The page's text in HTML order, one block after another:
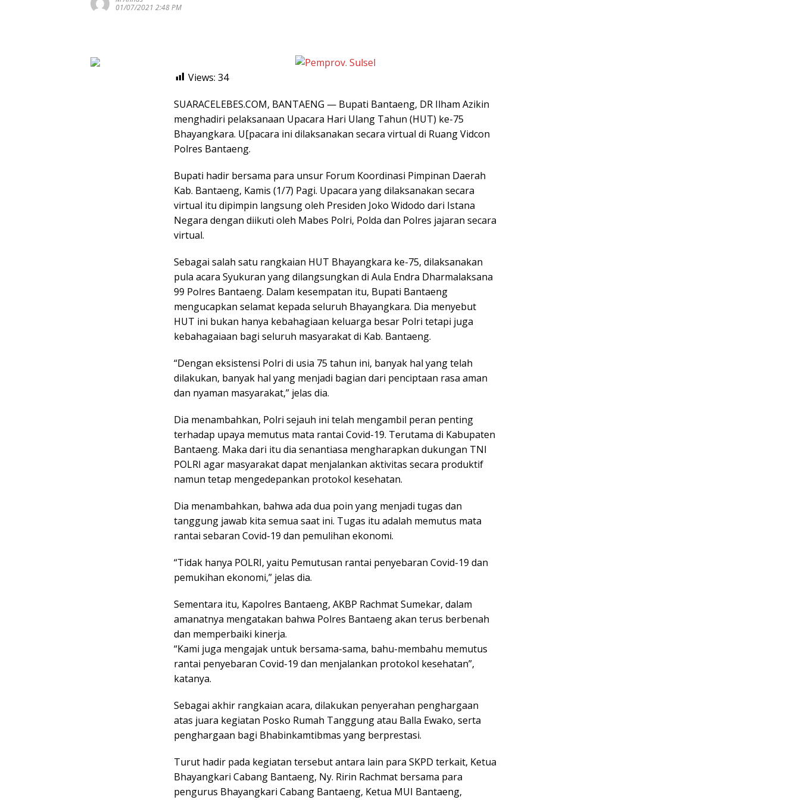
01/07/2021 2:48 PM
Views: 34
SUARACELEBES.COM, BANTAENG — Bupati Bantaeng, DR Ilham Azikin
menghadiri pelaksanaan Upacara Hari Ulang Tahun (HUT) ke-75
Bhayangkara. U[pacara ini dilaksanakan secara virtual di Ruang Vidcon
Polres Bantaeng.
Bupati hadir bersama para unsur Forum Koordinasi Pimpinan Daerah
Kab. Bantaeng, Kamis (1/7) Pagi. Upacara yang dilaksanakan secara
virtual itu dipimpin langsung oleh Presiden Joko Widodo dari Istana
Negara dengan diikuti oleh Mabes Polri, Polda dan Polres jajaran secara
virtual.
Sebagai salah satu rangkaian HUT Bhayangkara ke-75, dilaksanakan
pula acara Syukuran yang dilangsungkan di Aula Endra Dharmalaksana
99 Polres Bantaeng. Dalam kesempatan itu, Bupati Bantaeng
mengucapkan selamat kepada seluruh Bhayangkara. Dia menyebut
HUT ini bukan hanya kebahagiaan keluarga besar Polri tetapi juga
kebahagaiaan bagi seluruh masyarakat di Kab. Bantaeng.
“Dengan eksistensi Polri di usia 75 tahun ini, banyak hal yang telah
dilakukan, banyak hal yang menjadi bagian dari penciptaan rasa aman
dan nyaman masyarakat,” jelas dia.
Dia menambahkan, Polri sejauh ini telah mengambil peran penting
terhadap upaya memutus mata rantai Covid-19. Terutama di Kabupaten
Bantaeng. Maka dari itu dia senantiasa mengharapkan dukungan TNI
POLRI agar masyarakat dapat menjalankan aktivitas secara produktif
namun tetap mengedepankan protokol kesehatan.
Dia menambahkan, bahwa ada dua poin yang menjadi tugas dan
tanggung jawab kita semua saat ini. Tugas itu adalah memutus mata
rantai sebaran Covid-19 dan pemulihan ekonomi.
“Tidak hanya POLRI, yaitu Pemutusan rantai penyebaran Covid-19 dan
pemukihan ekonomi,” jelas dia.
Sementara itu, Kapolres Bantaeng, AKBP Rachmat Sumekar, dalam
amanatnya mengatakan bahwa Polres Bantaeng akan terus berbenah
dan memperbaiki kinerja.
“Kami juga mengajak untuk bersama-sama, bahu-membahu memutus
rantai penyebaran Covid-19 dan menjalankan protokol kesehatan”,
katanya.
Sebagai akhir rangkaian acara, dilakukan penyerahan penghargaan
atas juara kegiatan Posko Rumah Tanggung atau Balla Ewako, serta
penghargaan bagi Bhabinkamtibmas yang berprestasi.
Turut hadir pada kegiatan tersebut antara lain para SKPD terkait, Ketua
Bhayangkari Cabang Bantaeng, Ny. Ririn Rachmat bersama para
pengurus Bhayangkari Cabang Bantaeng, Ketua MUI Bantaeng,